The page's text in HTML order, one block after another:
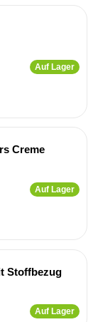
Auf Lager
Creme
Auf Lager
Stoffbezug
Auf Lager